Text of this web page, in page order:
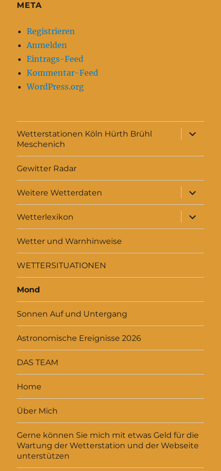
META
Registrieren
Anmelden
Eintrags-Feed
Kommentar-Feed
WordPress.org
Wetterstationen Köln Hürth Brühl
Meschenich
anzeigen
Gewitter Radar
Weitere Wetterdaten
anzeigen
Wetterlexikon
anzeigen
Wetter und Warnhinweise
WETTERSITUATIONEN
Mond
Sonnen Auf und Untergang
Astronomische Ereignisse 2026
DAS TEAM
Home
Über Mich
Gerne können Sie mich mit etwas Geld für die
Wartung der Wetterstation und der Webseite
unterstützen